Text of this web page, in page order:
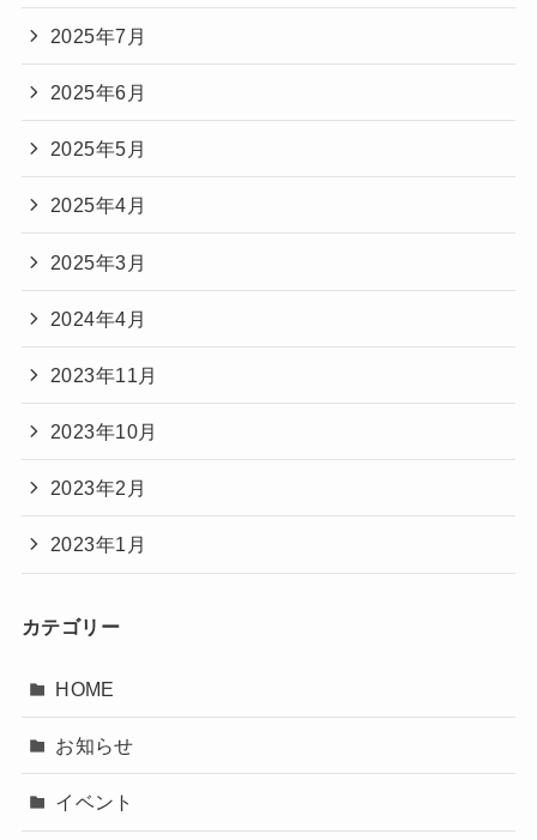
2025年7月
2025年6月
2025年5月
2025年4月
2025年3月
2024年4月
2023年11月
2023年10月
2023年2月
2023年1月
カテゴリー
HOME
お知らせ
イベント